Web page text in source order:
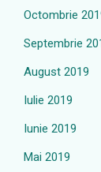
Octombrie
Septembrie
August 2019
Iulie 2019
Iunie 2019
Mai 2019